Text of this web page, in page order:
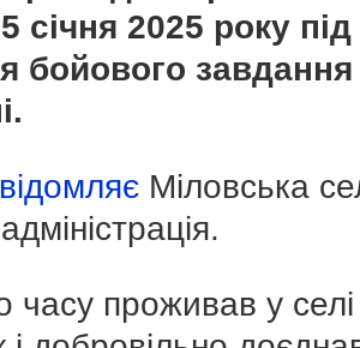
січня 2025 року
бойового
Міловська
часу проживав у селі